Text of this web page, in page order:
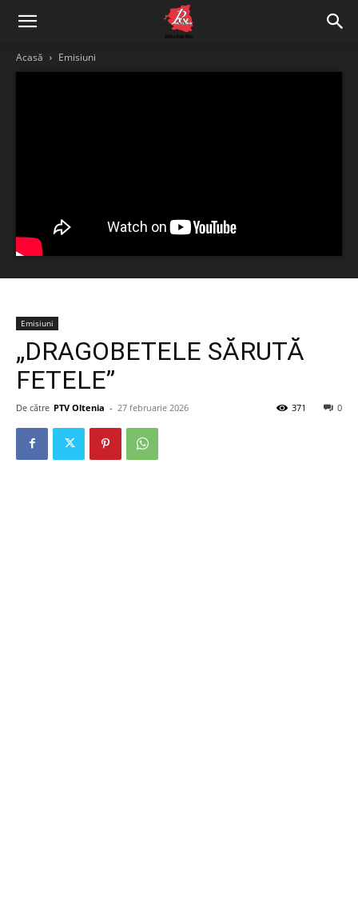
Acasă Emisiuni
Emisiuni
„DRAGOBETELE SĂRUTĂ
FETELE”
De către PTV Oltenia - 27 februarie 2026 0
371